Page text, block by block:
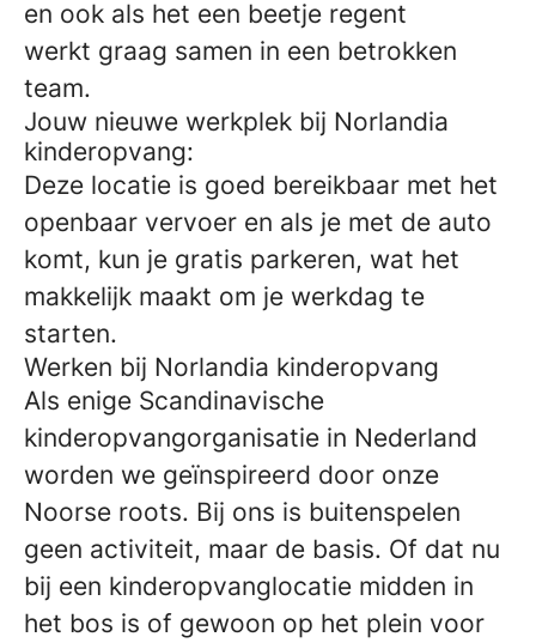
en ook als het een beetje regent
werkt graag samen in een betrokken
team.
Jouw nieuwe werkplek bij Norlandia
kinderopvang:
Deze locatie is goed bereikbaar met het
openbaar vervoer en als je met de auto
komt, kun je gratis parkeren, wat het
makkelijk maakt om je werkdag te
starten.
Werken bij Norlandia kinderopvang
Als enige Scandinavische
kinderopvangorganisatie in Nederland
worden we geïnspireerd door onze
Noorse roots. Bij ons is buitenspelen
geen activiteit, maar de basis. Of dat nu
bij een kinderopvanglocatie midden in
het bos is of gewoon op het plein voor